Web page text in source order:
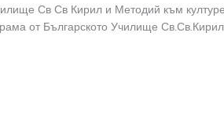
Св Св Кирил и Методий към
от Българското Училище